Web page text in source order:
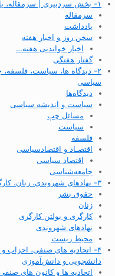
۱- بخش سردبیری | سرمقاله، یادداشت، سخن روز و پژوهش‌ها
سرمقاله
یادداشت
سخن روز و اخبار هفته
اخبار خواندنی هفته…
گفتار هفتگی
۲- دیدگاه ها، سیاست،
سیاسی
دیدگاه‌ها
سیاست و اندیشه سیاسی
مسائل چپ
سیاست
فلسفه
اقتصـاد و اقتصاد‌سیاسی
اقتصاد سیاسی
جامعه‌شناسی
۳- نهادهای شهروندی، زنان، کارگری، محیط زیست، و حقوق بشر
حقوق بشر
زنان
کارگری و بولتن کارگری
نهادهای شهروندی
محیط زیست
۴- اتحادیه های صنفی، احزاب
دانشجویی و دانش‌آموزی
اتحادیه ها و کانون های صنفی